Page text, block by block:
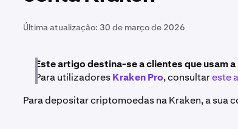
Última atualização: 30 de março de 2026
Este artigo destina-se a clientes que usam a
Para utilizadoresKraken Pro, consultareste
Para depositar criptomoedas na Kraken, a sua